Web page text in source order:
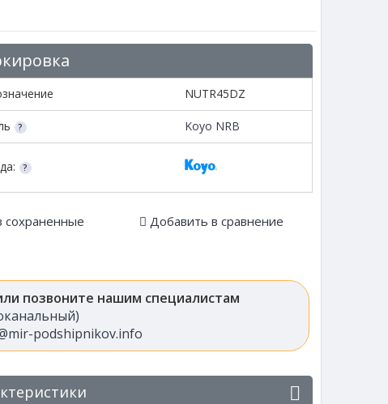
NUTR45DZ
Koyo NRB
сохраненные Добавить в сравнение
позвоните нашим специалистам
podshipnikov.info